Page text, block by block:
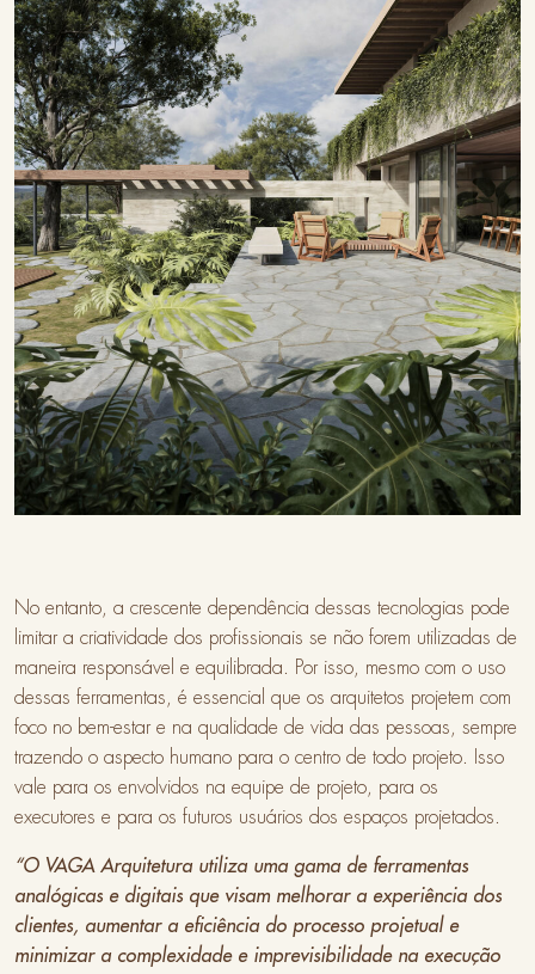
No entanto, a crescente dependência dessas tecnologias pode
limitar a criatividade dos profissionais se não forem utilizadas de
maneira responsável e equilibrada. Por isso, mesmo com o uso
dessas ferramentas, é essencial que os arquitetos projetem com
foco no bem-estar e na qualidade de vida das pessoas, sempre
trazendo o aspecto humano para o centro de todo projeto. Isso
vale para os envolvidos na equipe de projeto, para os
executores e para os futuros usuários dos espaços projetados.
“O VAGA Arquitetura utiliza uma gama de ferramentas
analógicas e digitais que visam melhorar a experiência dos
clientes, aumentar a eficiência do processo projetual e
minimizar a complexidade e imprevisibilidade na execução